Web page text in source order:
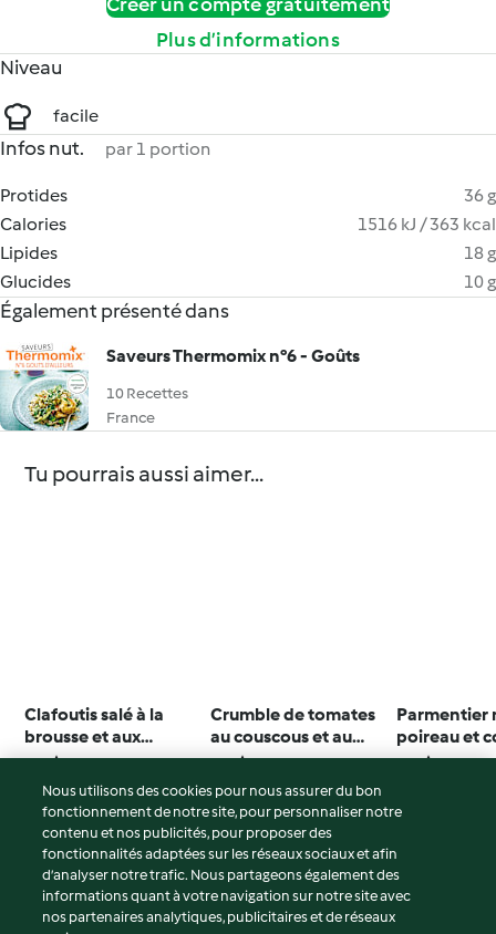
Plus d’informations
Niveau
facile
Infos nut. par 1 portion
Protides
36 g
Calories
1516 kJ / 363 kcal
Lipides
18 g
Glucides
10 g
Également présenté dans
Saveurs Thermomix n°6 - Goûts
10 Recettes
France
Tu pourrais aussi aimer...
Clafoutis salé à la
brousse et aux
tomates cerise
3.9 (134)
Crumble de tomates
au couscous et au
safran
3.9 (118)
Parmentier
poireau et
3.9 (81)
© Copyright 2026
Conditions d'utilisation
Nous utilisons des cookies pour nous assurer du bon
fonctionnement de notre site, pour personnaliser notre
contenu et nos publicités, pour proposer des
fonctionnalités adaptées sur les réseaux sociaux et afin
d’analyser notre trafic. Nous partageons également des
informations quant à votre navigation sur notre site avec
nos partenaires analytiques, publicitaires et de réseaux